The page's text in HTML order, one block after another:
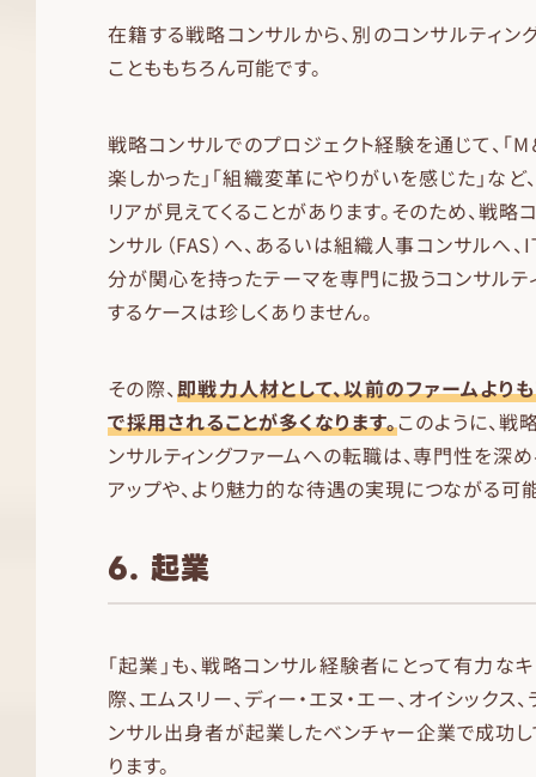
在籍する戦略コンサルから、別のコンサルティン
ことももちろん可能です。
戦略コンサルでのプロジェクト経験を通じて、「
楽しかった」「組織変革にやりがいを感じた」な
リアが見えてくることがあります。そのため、戦
ンサル（FAS）へ、あるいは組織人事コンサルへ
分が関心を持ったテーマを専門に扱うコンサルテ
するケースは珍しくありません。
その際、即戦力人材として、以前のファームより
で採用されることが多くなります。このように、戦
ンサルティングファームへの転職は、専門性を深
アップや、より魅力的な待遇の実現につながる可
6. 起業
「起業」も、戦略コンサル経験者にとって有力な
際、エムスリー、ディー・エヌ・エー、オイシックス
ンサル出身者が起業したベンチャー企業で成功
ります。